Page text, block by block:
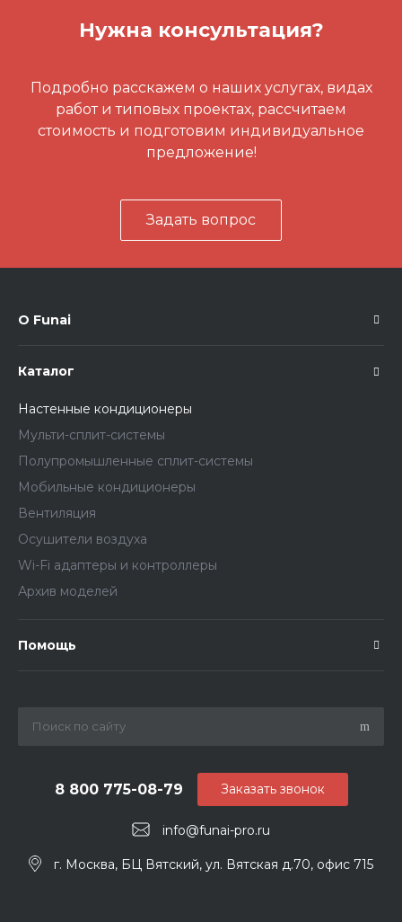
Нужна консультация?
Подробно расскажем о наших услугах, видах
работ и типовых проектах, рассчитаем
стоимость и подготовим индивидуальное
предложение!
Задать вопрос
О Funai
Каталог
Настенные кондиционеры
Мульти-сплит-системы
Полупромышленные сплит-системы
Мобильные кондиционеры
Вентиляция
Осушители воздуха
Wi-Fi адаптеры и контроллеры
Архив моделей
Помощь
info@funai-pro.ru
8 800 775-08-79
г. Москва, БЦ Вятский, ул. Вятская д.70, офис 715
Заказать звонок